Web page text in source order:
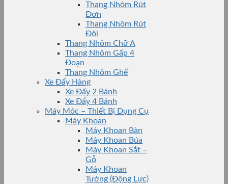
Thang Nhôm Rút
Đơn
Thang Nhôm Rút
Đôi
Thang Nhôm Chữ A
Thang Nhôm Gấp 4
Đoạn
Thang Nhôm Ghế
Xe Đẩy Hàng
Xe Đẩy 2 Bánh
Xe Đẩy 4 Bánh
Máy Móc – Thiết Bị Dụng Cụ
Máy Khoan
Máy Khoan Bàn
Máy Khoan Búa
Máy Khoan Sắt –
Gỗ
Máy Khoan
Tường (Động Lực)